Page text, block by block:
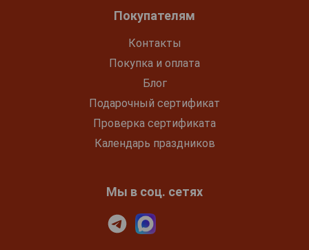
Покупателям
Контакты
Покупка и оплата
Блог
Подарочный сертификат
Проверка сертификата
Календарь праздников
Мы в соц. сетях